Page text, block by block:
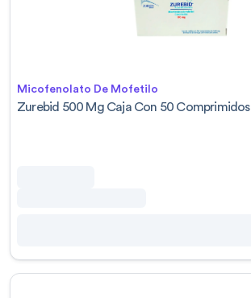
Micofenolato De Mofetilo
Zurebid 500 Mg Caja Con 50 Comprimidos